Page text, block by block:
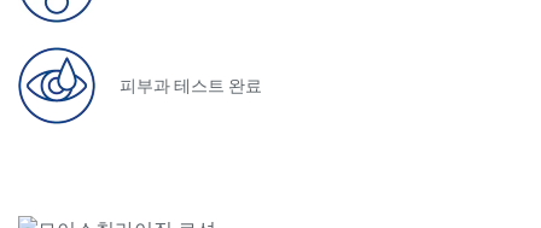
피부과 테스트 완료